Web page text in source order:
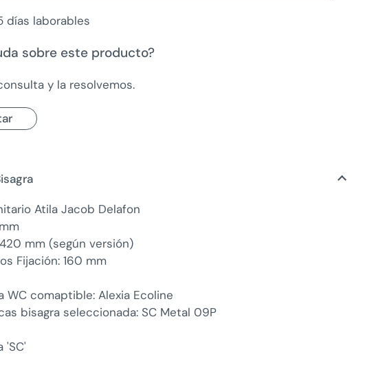
días laborables
sobre este producto?
y la resolvemos.
Atila Jacob Delafon
mm (según versión)
Fijación: 160 mm
WC comaptible: Alexia Ecoline
bisagra seleccionada: SC Metal 09P
'SC'